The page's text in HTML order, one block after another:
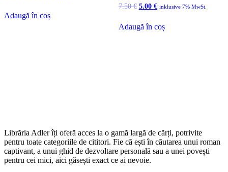
Adaugă în coș
7.50€ Prețul
a
fost:
5.00 €Prețul
5.00 €.
inklusive 7% MwSt.
Adaugă în coș
Librăria Adler îți oferă acces la o gamă largă de cărți, potrivite
pentru toate categoriile de cititori. Fie că ești în căutarea unui roman
captivant, a unui ghid de dezvoltare personală sau a unei povești
pentru cei mici, aici găsești exact ce ai nevoie.